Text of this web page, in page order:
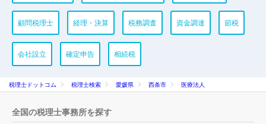
顧問税理士 経理・決算 税務調査 資金調達 節税
会社設立 確定申告 相続税
税理士ドットコム 税理士検索 愛媛県 西条市 医療法人
全国の税理士事務所を探す